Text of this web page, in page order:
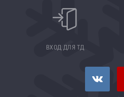
ВХОД ДЛЯ ТД